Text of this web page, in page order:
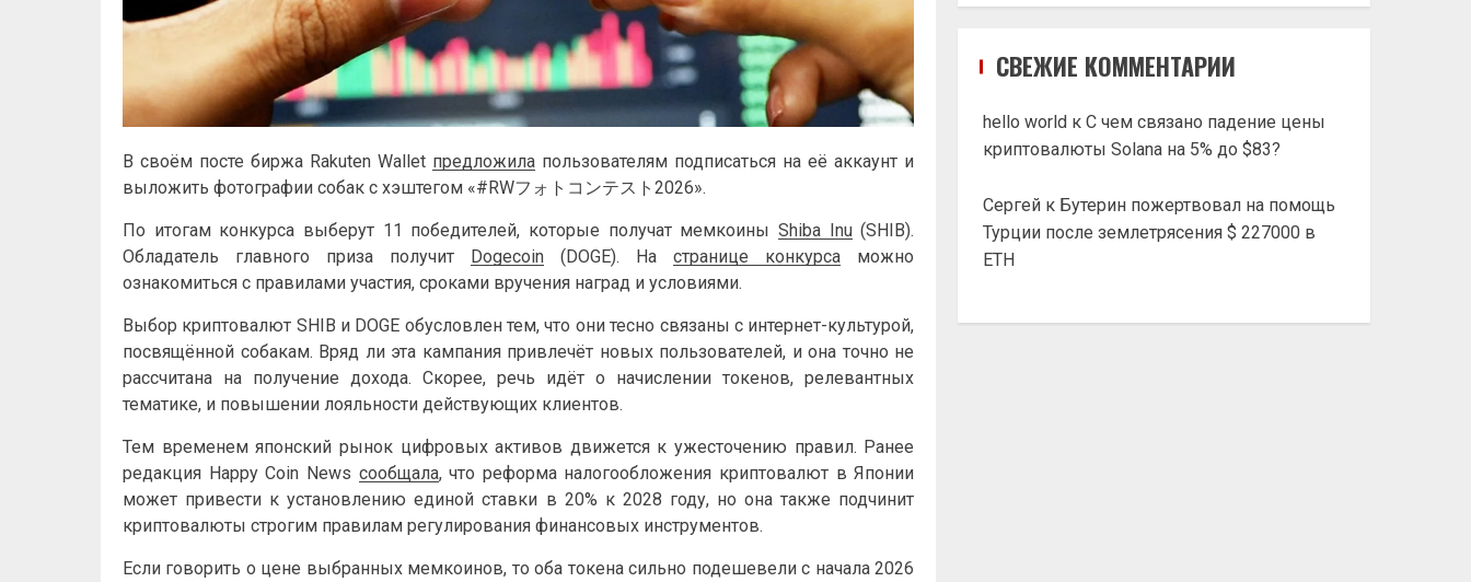
В своём посте биржа Rakuten Wallet предложила пользователям подписаться на её аккаунт и
выложить фотографии собак с хэштегом «#RWフォトコンテスト2026».
По итогам конкурса выберут 11 победителей, которые получат мемкоины Shiba Inu(SHIB).
Обладатель главного приза получит Dogecoin (DOGE). Настранице конкурса можно
ознакомиться с правилами участия, сроками вручения наград и условиями.
Выбор криптовалют SHIB и DOGE обусловлен тем, что они тесно связаны с интернет-культурой,
посвящённой собакам. Вряд ли эта кампания привлечёт новых пользователей, и она точно не
рассчитана на получение дохода. Скорее, речь идёт о начислении токенов, релевантных
тематике, и повышении лояльности действующих клиентов.
Тем временем японский рынок цифровых активов движется к ужесточению правил. Ранее
редакция Happy Coin News сообщала, что реформа налогообложения криптовалют в Японии
может привести к установлению единой ставки в 20% к 2028 году, но она также подчинит
криптовалюты строгим правилам регулирования финансовых инструментов.
Если говорить о цене выбранных мемкоинов, то оба токена сильно подешевели с начала 2026
СВЕЖИЕ КОММЕНТАРИИ
hello world кС чем связано падение цены
криптовалюты Solana на 5% до $83?
Сергей к Бутерин пожертвовал на помощь
Турции после землетрясения $ 227000 в
ETH